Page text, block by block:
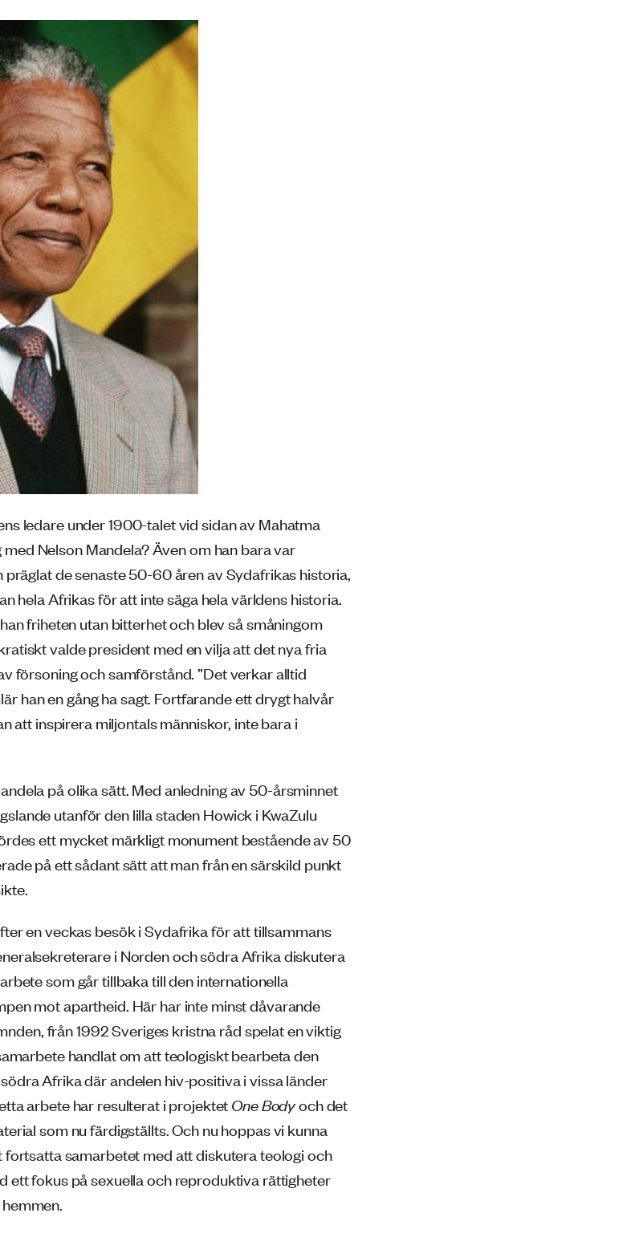
ledare under 1900-talet vid sidan av Mahatma
Nelson Mandela? Även om han bara var
präglat de senaste 50-60 åren av Sydafrikas historia,
hela Afrikas för att inte säga hela världens historia.
friheten utan bitterhet och blev så småningom
valde president med en vilja att det nya fria
försoning och samförstånd. ”Det verkar alltid
han en gång ha sagt. Fortfarande ett drygt halvår
att inspirera miljontals människor, inte bara i
på olika sätt. Med anledning av 50-årsminnet
utanför den lilla staden Howick i KwaZulu
ett mycket märkligt monument bestående av 50
på ett sådant sätt att man från en särskild punkt
en veckas besök i Sydafrika för att tillsammans
i Norden och södra Afrika diskutera
som går tillbaka till den internationella
mot apartheid. Här har inte minst dåvarande
från 1992 Sveriges kristna råd spelat en viktig
handlat om att teologiskt bearbeta den
Afrika där andelen hiv-positiva i vissa länder
arbete har resulterat i projektetOne Bodyoch det
som nu färdigställts. Och nu hoppas vi kunna
samarbetet med att diskutera teologi och
ett fokus på sexuella och reproduktiva rättigheter